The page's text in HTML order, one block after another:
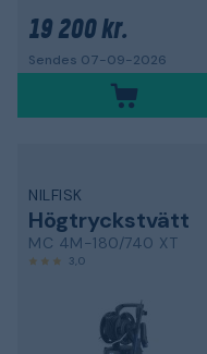
19 200 kr.
Sendes 07-09-2026
NILFISK
Högtryckstvätt
MC 4M-180/740 XT
3,0